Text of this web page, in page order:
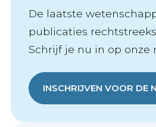
De laatste
publicaties
Schrijf je nu in op onze
INSCHRIJVEN VOOR DE